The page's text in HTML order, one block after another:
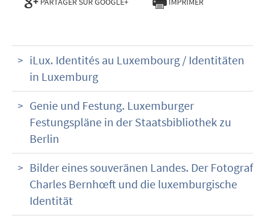
iLux. Identités au Luxembourg / Identitäten
in Luxemburg
Genie und Festung. Luxemburger
Festungspläne in der Staatsbibliothek zu
Berlin
Bilder eines souveränen Landes. Der Fotograf
Charles Bernhœft und die luxemburgische
Identität